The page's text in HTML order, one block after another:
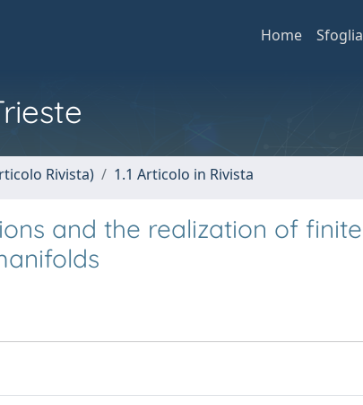
Home Sfoglia
Rivista) 1.1 Articolo in Rivista
and the realization of finite